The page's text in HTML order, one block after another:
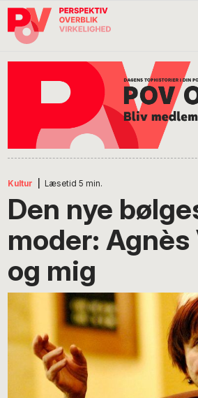
Gå
direkte
Skip
indhold
Gå
direkte
Kultur Læsetid 5 min.
Den nye
moder: Agnès
og mig